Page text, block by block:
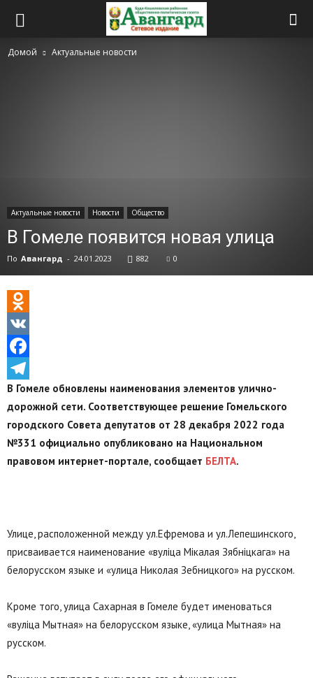
Домой Актуальные новости
Актуальные новости Новости Общество
В Гомеле появится новая улица
По Авангард - 24.01.2023 882 0
Odnoklassniki
VK
Facebook
Telegram
В Гомеле обновлены наименования элементов улично-
дорожной сети. Соответствующее решение Гомельского
городского Совета депутатов от 28 декабря 2022 года
№331 официально опубликовано на Национальном
правовом интернет-портале, сообщает БЕЛТА.
Улице, расположенной между ул.Ефремова и ул.Лепешинского,
присваивается наименование «вуліца Мікалая Зябніцкага» на
белорусском языке и «улица Николая Зебницкого» на русском.
Кроме того, улица Сахарная в Гомеле будет именоваться
«вуліца Мытная» на белорусском языке, «улица Мытная» на
русском.